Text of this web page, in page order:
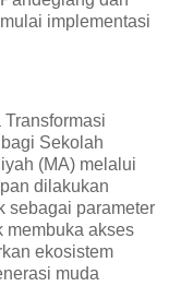
implementasi
Sekolah
(MA) melalui
dilakukan
sebagai parameter
membuka akses
ekosistem
muda